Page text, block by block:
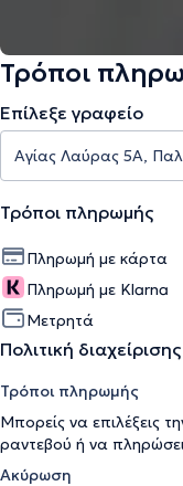
Τρόποι
Επίλεξε γραφείο
Τρόποι πληρωμής
Πληρωμή με κάρτα
Πληρωμή με Klarna
Μετρητά
Πολιτική
Τρόποι πληρωμής
Μπορείς να επιλέξεις
ραντεβού ή να
Ακύρωση